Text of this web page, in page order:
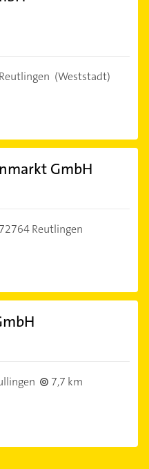
(Weststadt)
GmbH
72764 Reutlingen
7,7 km